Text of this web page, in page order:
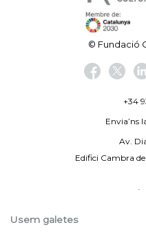
© Fundació
+34
Envia’ns
Av.
Edifici Cambra
Usem galetes